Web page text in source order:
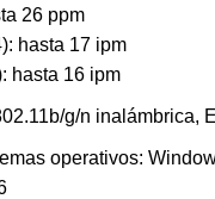
26 ppm
hasta 17 ipm
hasta 16 ipm
g/n inalámbrica,
operativos: